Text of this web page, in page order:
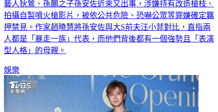
藝人狄鶯、孫鵬之子孫安佐近來又出事，涉嫌持有改造槍枝、
拍攝自製噴火槍影片，被依公共危險、恐嚇公眾等罪嫌確定羈
押禁見。作家趙曉慧將孫安佐與大S前夫汪小菲對比，直指兩
人都是「暴走一族」代表，而他們背後都有一個強勢且「表演
型人格」的母親。
娛樂